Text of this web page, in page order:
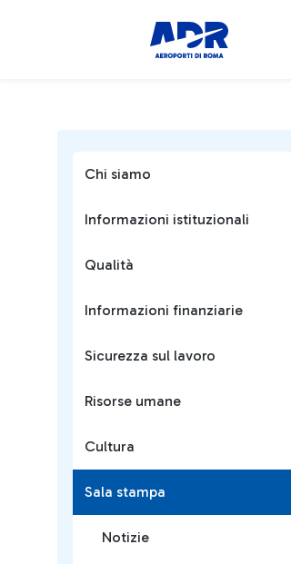
Chi siamo
Informazioni istituzionali
Qualità
Informazioni finanziarie
Sicurezza sul lavoro
Risorse umane
Cultura
Sala stampa
Notizie